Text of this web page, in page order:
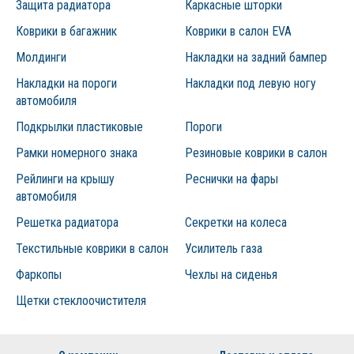
Сетка повысит безопасность. Использование сетки не
вашего авто. Вы можете быстро демонтировать её без
каких-либо следов.
Сетка придаст автомобилю индивидуальность.
Установка сетки для защиты радиатора является
вашему автомобилю оригинальный внешний вид,
сделает его намногозаметнее.
Защита – это выгодное вложение денег. Сетка
выдерживает сильное внешнее воздействие, не
класса «стандарт», в то время как защита «премиум»
прослужит вам не меньше 3 лет.
Реальная выгода для вашего бюджета
Всё еще сомневаетесь в покупке сетки? Тогда давайте
Защита радиатора
Каркасные шторки
Коврики в багажник
Коврики в салон EVA
Молдинги
Накладки на задний бампер
Накладки на пороги
автомобиля
Накладки под левую ногу
Подкрылки пластиковые
Пороги
Рамки номерного знака
Резиновые коврики в салон
Рейлинги на крышу
автомобиля
Реснички на фары
Решетка радиатора
Секретки на колеса
Текстильные коврики в салон
Усилитель газа
Фаркопы
Чехлы на сиденья
Щетки стеклоочистителя